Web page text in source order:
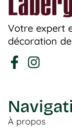
Votre expert
décoration
À propos